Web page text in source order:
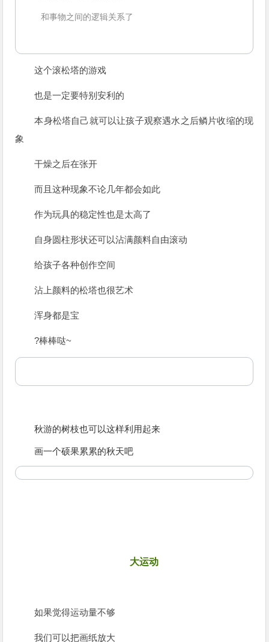
和事物之间的逻辑关系了
这个滚松塔的游戏
也是一定要特别安利的
本身松塔自己就可以让孩子观察遇水之后鳞片收缩的现
象
干燥之后在张开
而且这种现象不论几年都会如此
作为玩具的稳定性也是太高了
自身圆柱形状还可以沾满颜料自由滚动
给孩子各种创作空间
沾上颜料的松塔也很艺术
浑身都是宝
?棒棒哒~
秋游的树枝也可以这样利用起来
画一个硕果累累的秋天吧
大运动
如果觉得运动量不够
我们可以把画纸放大